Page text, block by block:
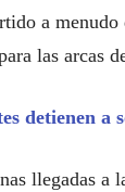
a
las arcas
detienen a
llegadas